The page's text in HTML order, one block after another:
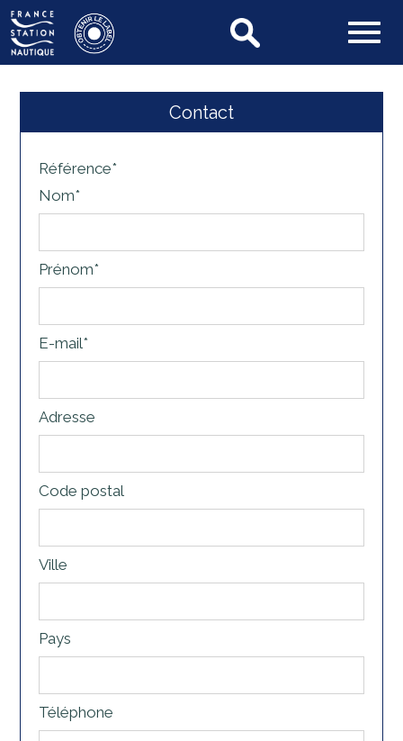
Contact
Référence*
Nom*
Prénom*
E-mail*
Adresse
Code postal
Ville
Pays
Téléphone